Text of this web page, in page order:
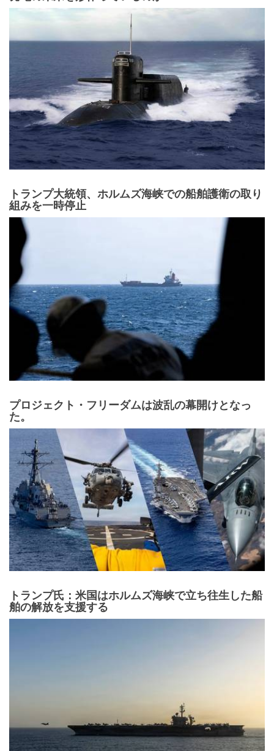
トランプ大統領、ホルムズ海峡での船舶護衛の取り
組みを一時停止
プロジェクト・フリーダムは波乱の幕開けとなっ
た。
トランプ氏：米国はホルムズ海峡で立ち往生した船
舶の解放を支援する